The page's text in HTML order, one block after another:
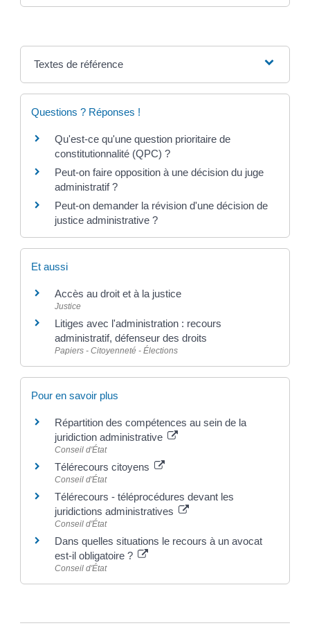
Textes de référence
Questions ? Réponses !
Qu'est-ce qu'une question prioritaire de
constitutionnalité (QPC) ?
Peut-on faire opposition à une décision du juge
administratif ?
Peut-on demander la révision d'une décision de
justice administrative ?
Et aussi
Accès au droit et à la justice
Justice
Litiges avec l'administration : recours
administratif, défenseur des droits
Papiers - Citoyenneté - Élections
Pour en savoir plus
Répartition des compétences au sein de la
juridiction administrative
Conseil d'État
Télérecours citoyens
Conseil d'État
Télérecours - téléprocédures devant les
juridictions administratives
Conseil d'État
Dans quelles situations le recours à un avocat
est-il obligatoire ?
Conseil d'État